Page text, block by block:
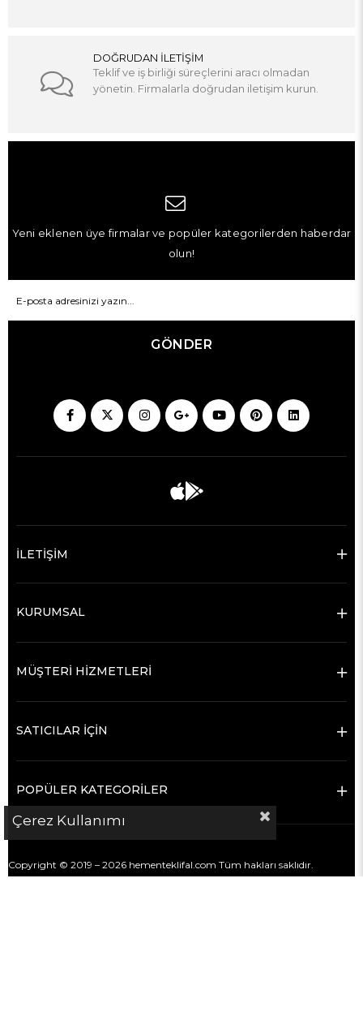
DOĞRUDAN İLETİŞİM
Teklif ve iş birliği süreçlerini aracı olmadan
yönetin. Firmalarla doğrudan iletişim kurun.
Yeni eklenen üye firmalar ve popüler kategorilerden haberdar
olun!
GÖNDER
İLETİŞİM
KURUMSAL
MÜŞTERİ HİZMETLERİ
SATICILAR İÇİN
POPÜLER KATEGORİLER
Copyright © 2019 – 2026 hementeklifal.com Tüm hakları saklıdır.
Çerez Kullanımı